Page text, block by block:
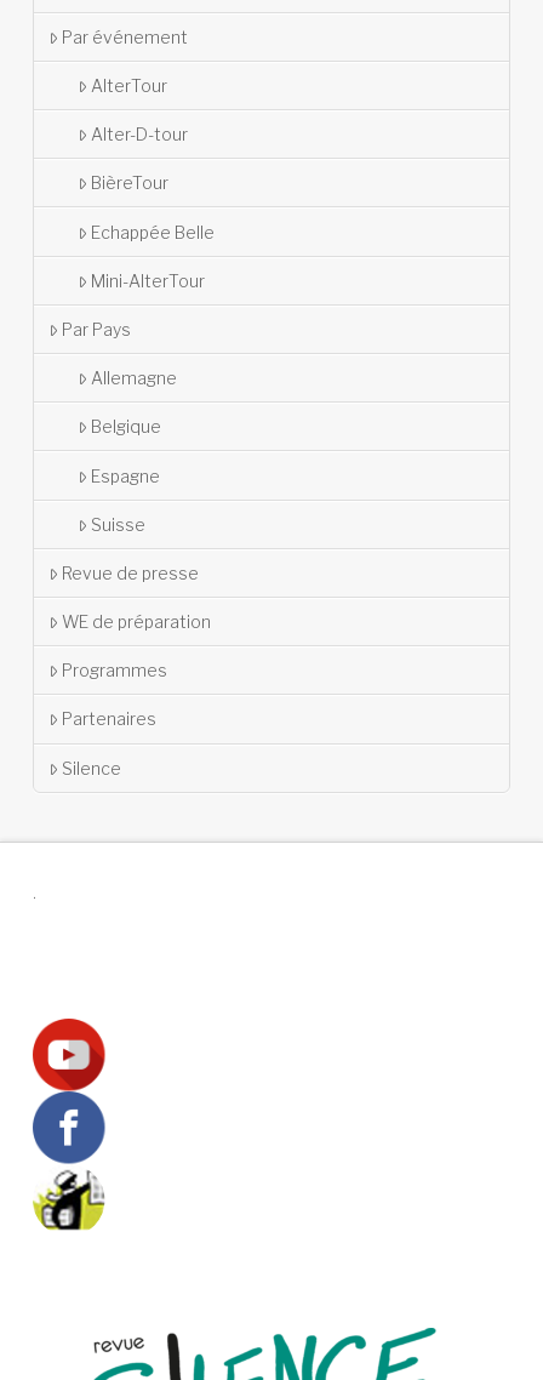
Par événement
AlterTour
Alter-D-tour
BièreTour
Echappée Belle
Mini-AlterTour
Par Pays
Allemagne
Belgique
Espagne
Suisse
Revue de presse
WE de préparation
Programmes
Partenaires
Silence